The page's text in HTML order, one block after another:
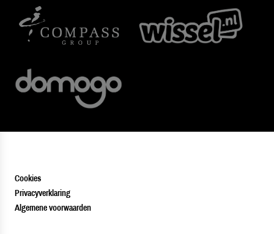
Cookies
Privacyverklaring
Algemene voorwaarden